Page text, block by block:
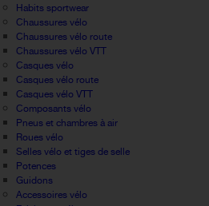
Habits sportwear
Chaussures vélo
Chaussures vélo route
Chaussures vélo VTT
Casques vélo
Casques vélo route
Casques vélo VTT
Composants vélo
Pneus et chambres à air
Roues vélo
Selles vélo et tiges de selle
Potences
Guidons
Accessoires vélo